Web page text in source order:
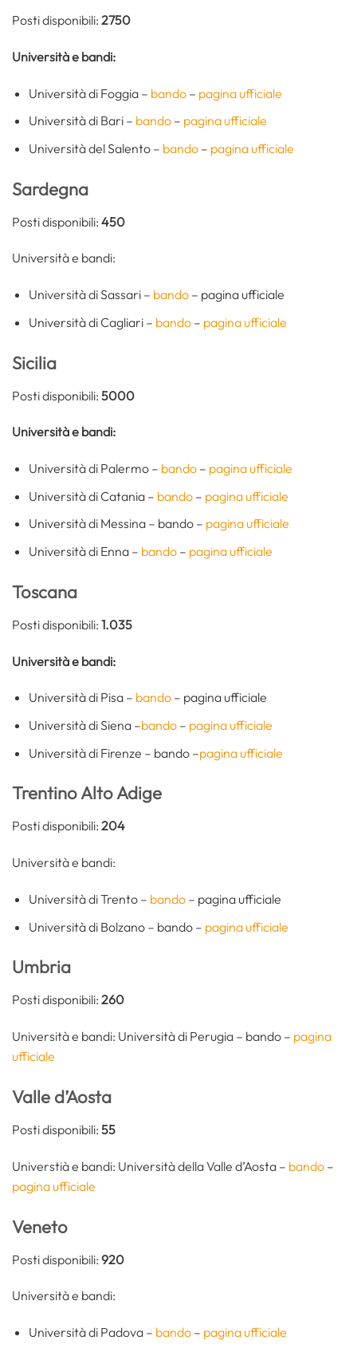
Posti disponibili: 2750
Università e bandi:
Università di Foggia – bando– pagina ufficiale
Università di Bari – bando– pagina ufficiale
Università del Salento – bando– pagina ufficiale
Sardegna
Posti disponibili: 450
Università e bandi:
Università di Sassari – bando– pagina ufficiale
Università di Cagliari – bando– pagina ufficiale
Sicilia
Posti disponibili: 5000
Università e bandi:
Università di Palermo – bando– pagina ufficiale
Università di Catania – bando– pagina ufficiale
Università di Messina – bando – pagina ufficiale
Università di Enna – bando– pagina ufficiale
Toscana
Posti disponibili: 1.035
Università e bandi:
Università di Pisa – bando– pagina ufficiale
Università di Siena –bando– pagina ufficiale
Università di Firenze – bando –pagina ufficiale
Trentino Alto Adige
Posti disponibili: 204
Università e bandi:
Università di Trento – bando– pagina ufficiale
Università di Bolzano – bando – pagina ufficiale
Umbria
Posti disponibili: 260
Università e bandi: Università di Perugia – bando – pagina
ufficiale
Valle d’Aosta
Posti disponibili: 55
Universtià e bandi: Università della Valle d’Aosta – bando –
pagina ufficiale
Veneto
Posti disponibili: 920
Università e bandi:
Università di Padova – bando– pagina ufficiale